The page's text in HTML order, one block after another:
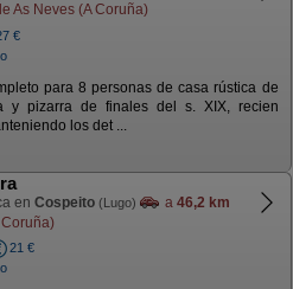
As Neves (A Coruña)
€
para 8 personas de casa rústica de
y pizarra de finales del s. XIX, recien
los det ...
en Cospeito (Lugo) a 46,2 km
21 €